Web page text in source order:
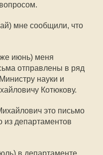
мне сообщили, что
июнь) меня
отправлены в ряд
науки и
Котюкову.
это письмо
из департаментов
в департаменте